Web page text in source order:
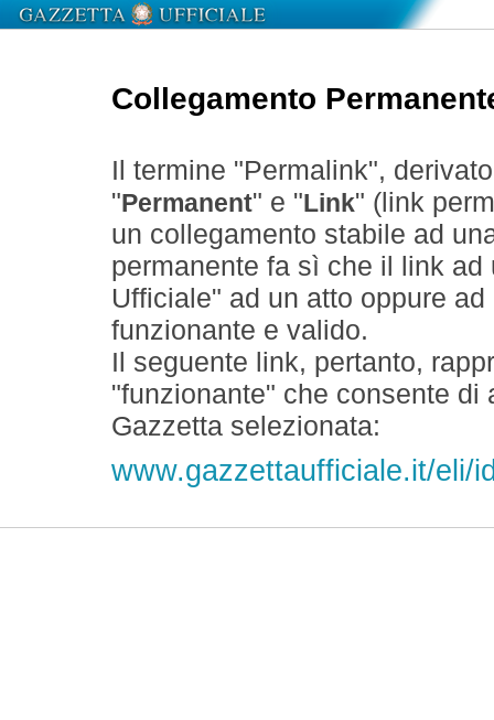
Collegamento
Il termine "Permalink",
" Permanent" e " Link" (link
un collegamento stabile ad
permanente fa sì che il link
Ufficiale" ad un atto oppure
funzionante e valido.
Il seguente link, pertanto,
"funzionante" che consente
Gazzetta selezionata:
www.gazzettaufficiale.it/eli/